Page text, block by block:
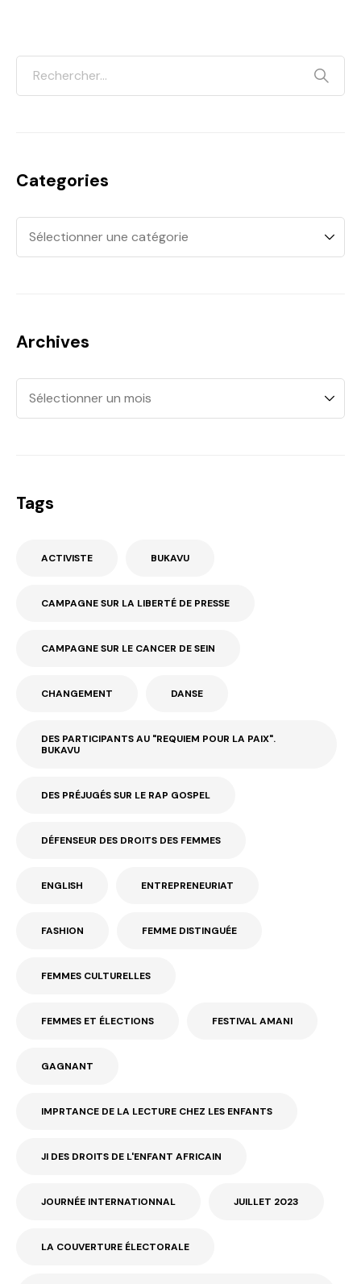
Categories
Archives
Tags
ACTIVISTE BUKAVU
CAMPAGNE SUR LA LIBERTÉ DE PRESSE
CAMPAGNE SUR LE CANCER DE SEIN
CHANGEMENT DANSE
DES PARTICIPANTS AU "REQUIEM POUR LA PAIX".
BUKAVU
DES PRÉJUGÉS SUR LE RAP GOSPEL
DÉFENSEUR DES DROITS DES FEMMES
ENGLISH ENTREPRENEURIAT
FASHION FEMME DISTINGUÉE
FEMMES CULTURELLES
FEMMES ET ÉLECTIONS FESTIVAL AMANI
GAGNANT
IMPRTANCE DE LA LECTURE CHEZ LES ENFANTS
JI DES DROITS DE L'ENFANT AFRICAIN
JOURNÉE INTERNATIONNAL JUILLET 2023
LA COUVERTURE ÉLECTORALE